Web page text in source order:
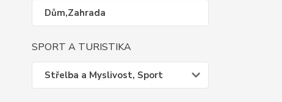
Dům,Zahrada
SPORT A TURISTIKA
Střelba a Myslivost, Sport